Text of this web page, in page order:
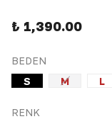
₺ 1,390.00
BEDEN
S
M L
RENK